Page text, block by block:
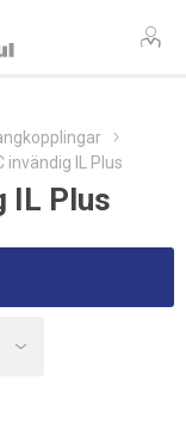
invändig IL Plus
IL Plus